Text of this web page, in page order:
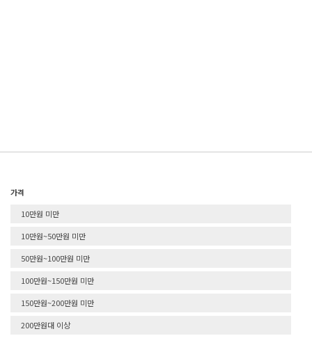
가격
10만원 미만
10만원~50만원 미만
50만원~100만원 미만
100만원~150만원 미만
150만원~200만원 미만
200만원대 이상